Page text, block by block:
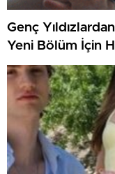
Genç
Yeni Bölüm İçin